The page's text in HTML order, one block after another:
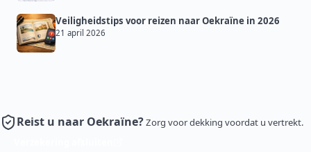
Veiligheidstips voor reizen naar Oekraïne in 2026
21 april 2026
Reist u naar Oekraïne?Zorg voor dekking voordat u vertrekt.